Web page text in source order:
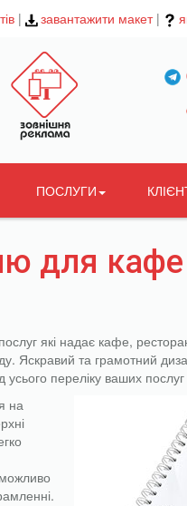
| завантажити макет|
ПОСЛУГИ
для кафе
які надає кафе,
Яскравий та грамотний
усього переліку ваших
на